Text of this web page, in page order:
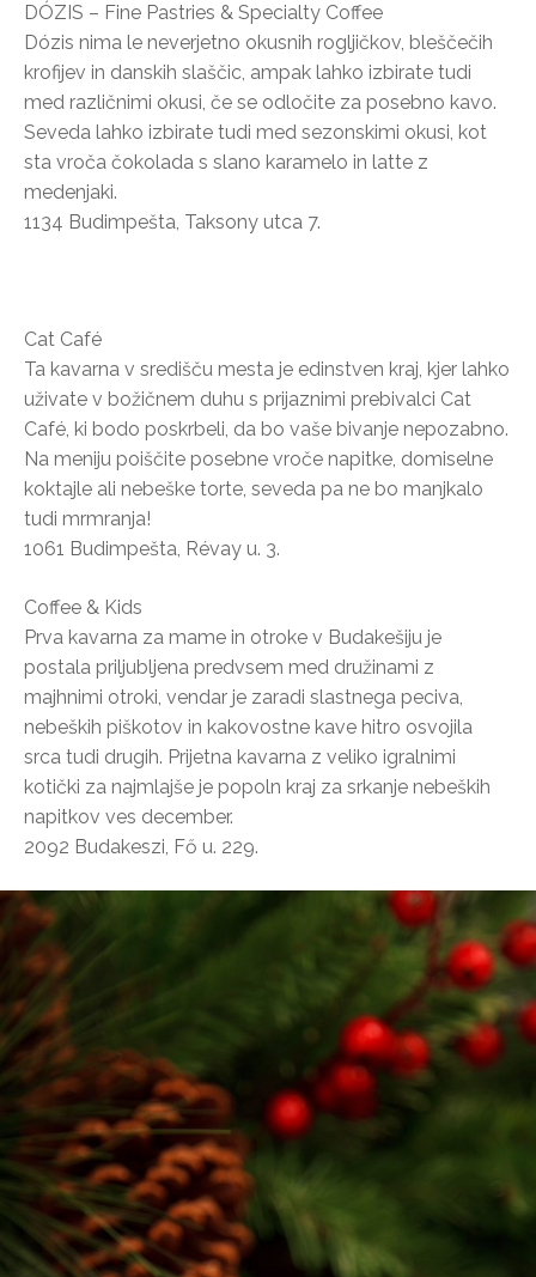
DÓZIS – Fine Pastries & Specialty Coffee
Dózis nima le neverjetno okusnih rogljičkov, bleščečih
krofijev in danskih slaščic, ampak lahko izbirate tudi
med različnimi okusi, če se odločite za posebno kavo.
Seveda lahko izbirate tudi med sezonskimi okusi, kot
sta vroča čokolada s slano karamelo in latte z
medenjaki.
1134 Budimpešta, Taksony utca 7.
Cat Café
Ta kavarna v središču mesta je edinstven kraj, kjer lahko
uživate v božičnem duhu s prijaznimi prebivalci Cat
Café, ki bodo poskrbeli, da bo vaše bivanje nepozabno.
Na meniju poiščite posebne vroče napitke, domiselne
koktajle ali nebeške torte, seveda pa ne bo manjkalo
tudi mrmranja!
1061 Budimpešta, Révay u. 3.
Coffee & Kids
Prva kavarna za mame in otroke v Budakešiju je
postala priljubljena predvsem med družinami z
majhnimi otroki, vendar je zaradi slastnega peciva,
nebeških piškotov in kakovostne kave hitro osvojila
srca tudi drugih. Prijetna kavarna z veliko igralnimi
kotički za najmlajše je popoln kraj za srkanje nebeških
napitkov ves december.
2092 Budakeszi, Fő u. 229.